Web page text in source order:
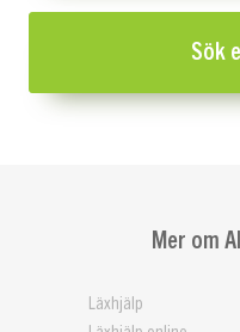
Sök
Mer om
Läxhjälp